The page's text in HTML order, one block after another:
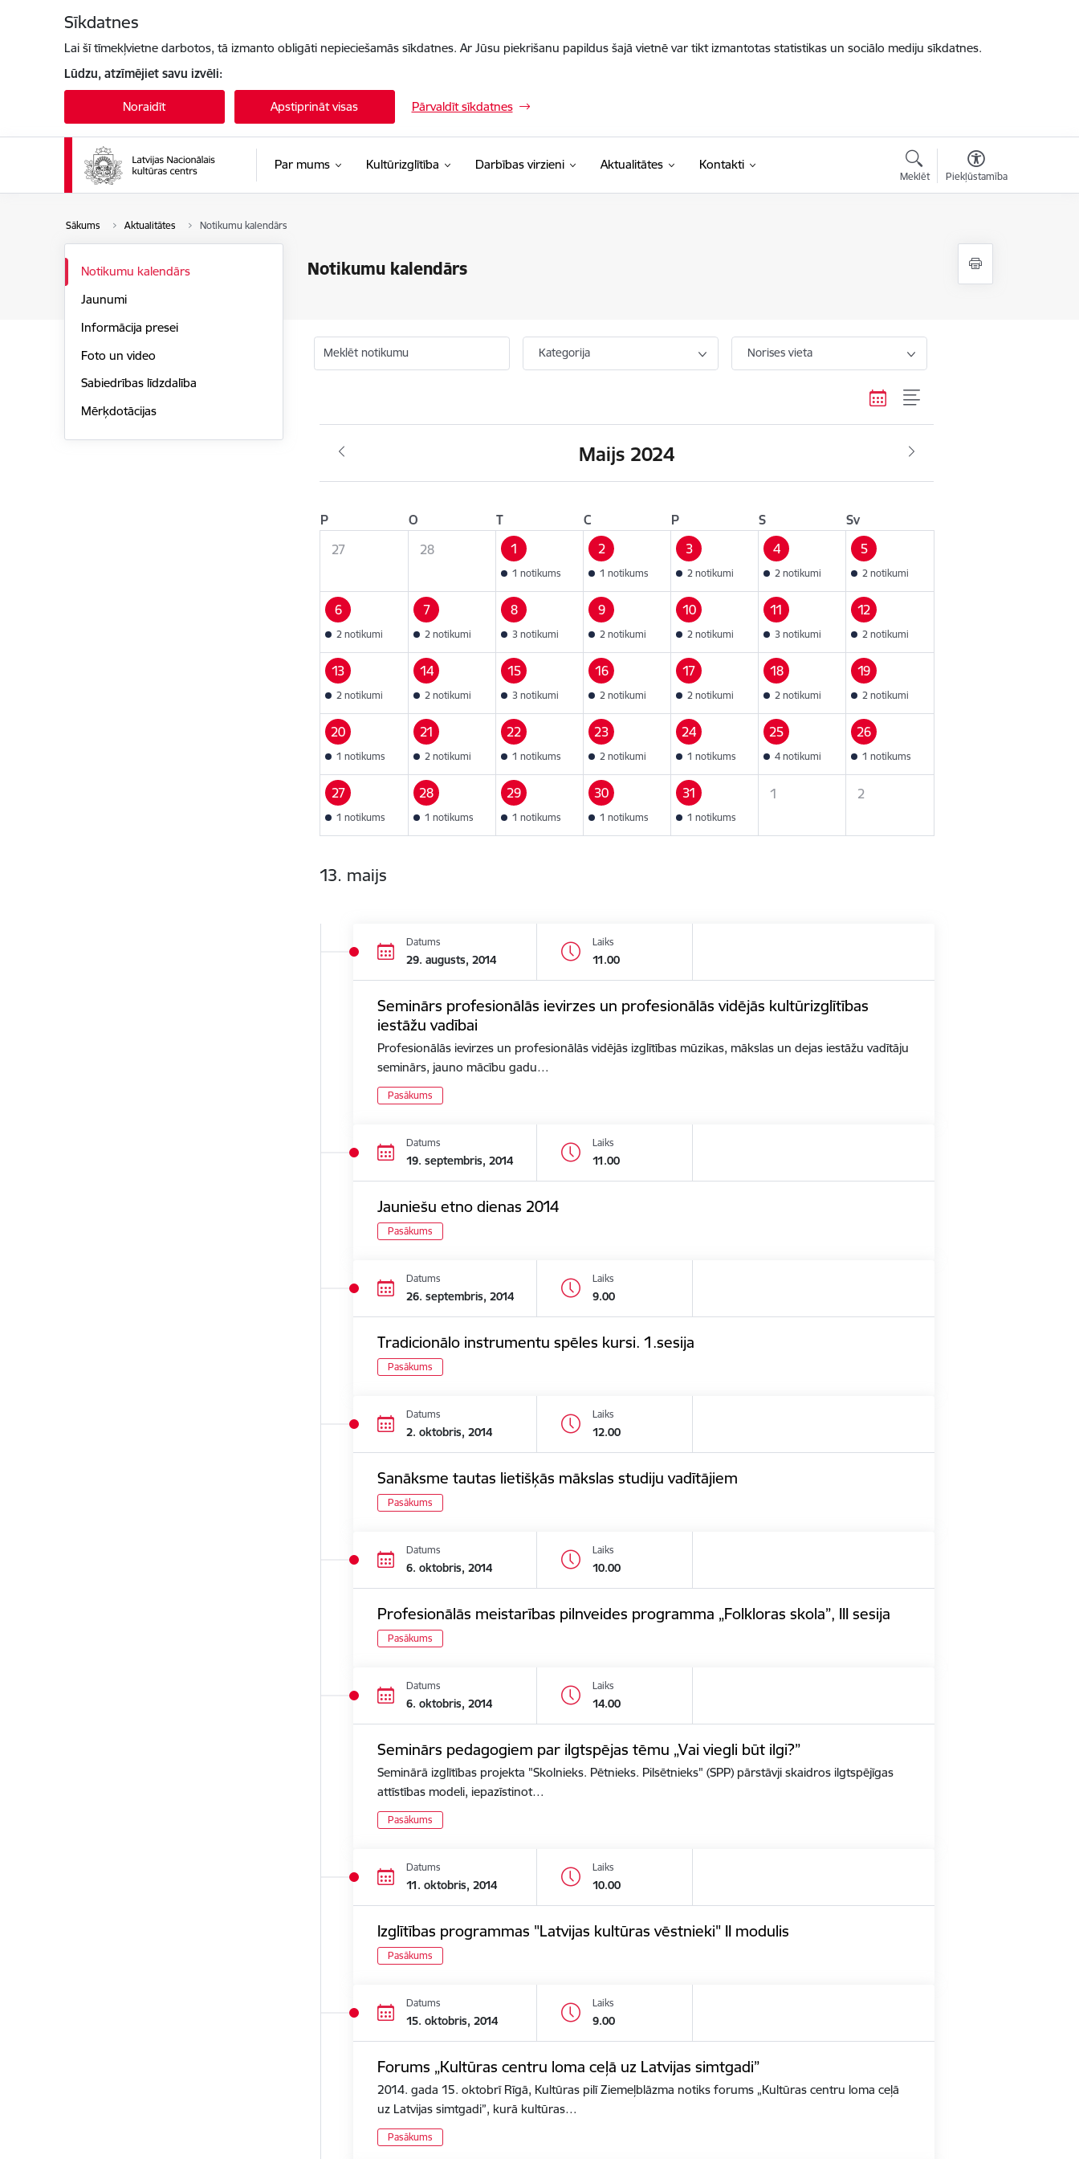
Sīkdatnes
Lai šī tīmekļvietne darbotos, tā izmanto obligāti nepieciešamās sīkdatnes. Ar Jūsu piekrišanu papildus šajā vietnē var tikt izmantotas statistikas un sociālo mediju sīkdatnes.
Lūdzu, atzīmējiet savu izvēli:
Noraidīt Apstiprināt visas Pārvaldīt sīkdatnes
Par mums Kultūrizglītība Darbības virzieni Aktualitātes Kontakti
Meklēt Piekļūstamība
Sākums Aktualitātes Notikumu kalendārs
Notikumu kalendārs
Notikumu kalendārs
Jaunumi
Informācija presei
Foto un video
Sabiedrības līdzdalība
Mērķdotācijas
Meklēt notikumu Kategorija Norises vieta
Maijs 2024
P O T C P S
Sv
27
28 1
1 notikums
2
1 notikums
3
2 notikumi
4
2 notikumi
5
2 notikumi
6
2 notikumi
7
2 notikumi
8
3 notikumi
9
2 notikumi
10
2 notikumi
11
3 notikumi
12
2 notikumi
13
2 notikumi
14
2 notikumi
15
3 notikumi
16
2 notikumi
17
2 notikumi
18
2 notikumi
19
2 notikumi
20
1 notikums
21
2 notikumi
22
1 notikums
23
2 notikumi
24
1 notikums
25
4 notikumi
26
1 notikums
27
1 notikums
28
1 notikums
29
1 notikums
30
1 notikums
31
1 notikums
1 2
13. maijs
Datums
29. augusts, 2014
Laiks
11.00
Seminārs profesionālās ievirzes un profesionālās vidējās kultūrizglītības
iestāžu vadībai
Profesionālās ievirzes un profesionālās vidējās izglītības mūzikas, mākslas un dejas iestāžu vadītāju
seminārs, jauno mācību gadu…
Pasākums
Datums
19. septembris, 2014
Laiks
11.00
Jauniešu etno dienas 2014
Pasākums
Datums
26. septembris, 2014
Laiks
9.00
Tradicionālo instrumentu spēles kursi. 1.sesija
Pasākums
Datums
2. oktobris, 2014
Laiks
12.00
Sanāksme tautas lietišķās mākslas studiju vadītājiem
Pasākums
Datums
6. oktobris, 2014
Laiks
10.00
Profesionālās meistarības pilnveides programma „Folkloras skola”, III sesija
Pasākums
Datums
6. oktobris, 2014
Laiks
14.00
Seminārs pedagogiem par ilgtspējas tēmu „Vai viegli būt ilgi?”
Seminārā izglītības projekta "Skolnieks. Pētnieks. Pilsētnieks" (SPP) pārstāvji skaidros ilgtspējīgas
attīstības modeli, iepazīstinot…
Pasākums
Datums
11. oktobris, 2014
Laiks
10.00
Izglītības programmas "Latvijas kultūras vēstnieki" II modulis
Pasākums
Datums
15. oktobris, 2014
Laiks
9.00
Forums „Kultūras centru loma ceļā uz Latvijas simtgadi”
2014. gada 15. oktobrī Rīgā, Kultūras pilī Ziemeļblāzma notiks forums „Kultūras centru loma ceļā
uz Latvijas simtgadi”, kurā kultūras…
Pasākums